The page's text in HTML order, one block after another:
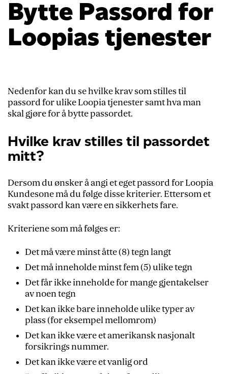
Bytte Passord for
Loopias tjenester
Nedenfor kan du se hvilke krav som stilles til
passord for ulike Loopia tjenester samt hva man
skal gjøre for å bytte passordet.
Hvilke krav stilles til passordet
mitt?
Dersom du ønsker å angi et eget passord for Loopia
Kundesone må du følge disse kriterier. Ettersom et
svakt passord kan være en sikkerhets fare.
Kriteriene som må følges er:
Det må være minst åtte (8) tegn langt
Det må inneholde minst fem (5) ulike tegn
Det får ikke inneholde for mange gjentakelser
av noen tegn
Det kan ikke bare inneholde ulike typer av
plass (for eksempel mellomrom)
Det kan ikke være et amerikansk nasjonalt
forsikrings nummer.
Det kan ikke være et vanlig ord